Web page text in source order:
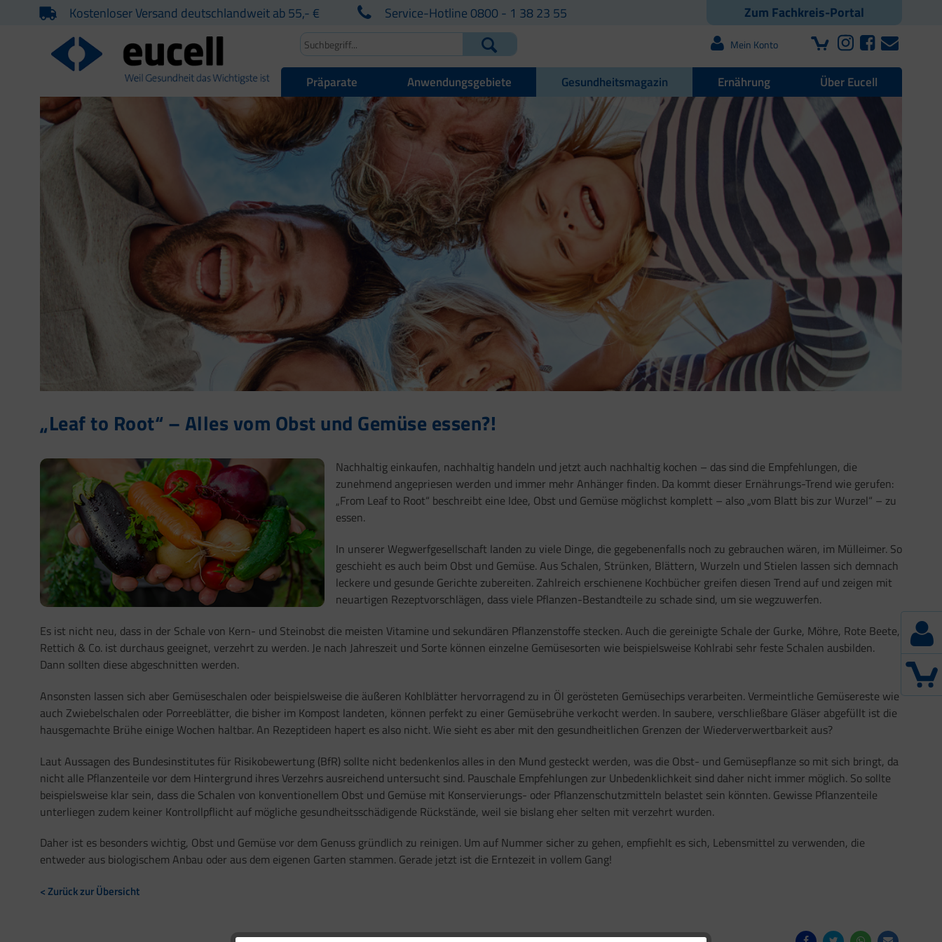
Zum Fachkreis-Portal
Kostenloser Versand deutschlandweit ab 55,- € Service-Hotline 0800 - 1 38 23 55
Mein Konto
Präparate Anwendungsgebiete Gesundheitsmagazin Ernährung Über Eucell
„Leaf to Root“ – Alles vom Obst und Gemüse essen?!
Nachhaltig einkaufen, nachhaltig handeln und jetzt auch nachhaltig kochen – das sind die Empfehlungen, die
zunehmend angepriesen werden und immer mehr Anhänger finden. Da kommt dieser Ernährungs-Trend wie gerufen:
„From Leaf to Root“ beschreibt eine Idee, Obst und Gemüse möglichst komplett – also „vom Blatt bis zur Wurzel“ – zu
essen.
In unserer Wegwerfgesellschaft landen zu viele Dinge, die gegebenenfalls noch zu gebrauchen wären, im Mülleimer. So
geschieht es auch beim Obst und Gemüse. Aus Schalen, Strünken, Blättern, Wurzeln und Stielen lassen sich demnach
leckere und gesunde Gerichte zubereiten. Zahlreich erschienene Kochbücher greifen diesen Trend auf und zeigen mit
neuartigen Rezeptvorschlägen, dass viele Pflanzen-Bestandteile zu schade sind, um sie wegzuwerfen.
Es ist nicht neu, dass in der Schale von Kern- und Steinobst die meisten Vitamine und sekundären Pflanzenstoffe stecken. Auch die gereinigte Schale der Gurke, Möhre, Rote Beete,
Rettich & Co. ist durchaus geeignet, verzehrt zu werden. Je nach Jahreszeit und Sorte können einzelne Gemüsesorten wie beispielsweise Kohlrabi sehr feste Schalen ausbilden.
Dann sollten diese abgeschnitten werden.
Ansonsten lassen sich aber Gemüseschalen oder beispielsweise die äußeren Kohlblätter hervorragend zu in Öl gerösteten Gemüsechips verarbeiten. Vermeintliche Gemüsereste wie
auch Zwiebelschalen oder Porreeblätter, die bisher im Kompost landeten, können perfekt zu einer Gemüsebrühe verkocht werden. In saubere, verschließbare Gläser abgefüllt ist die
hausgemachte Brühe einige Wochen haltbar. An Rezeptideen hapert es also nicht. Wie sieht es aber mit den gesundheitlichen Grenzen der Wiederverwertbarkeit aus?
Laut Aussagen des Bundesinstitutes für Risikobewertung (BfR) sollte nicht bedenkenlos alles in den Mund gesteckt werden, was die Obst- und Gemüsepflanze so mit sich bringt, da
nicht alle Pflanzenteile vor dem Hintergrund ihres Verzehrs ausreichend untersucht sind. Pauschale Empfehlungen zur Unbedenklichkeit sind daher nicht immer möglich. So sollte
beispielsweise klar sein, dass die Schalen von konventionellem Obst und Gemüse mit Konservierungs- oder Pflanzenschutzmitteln belastet sein könnten. Gewisse Pflanzenteile
unterliegen zudem keiner Kontrollpflicht auf mögliche gesundheitsschädigende Rückstände, weil sie bislang eher selten mit verzehrt wurden.
Daher ist es besonders wichtig, Obst und Gemüse vor dem Genuss gründlich zu reinigen. Um auf Nummer sicher zu gehen, empfiehlt es sich, Lebensmittel zu verwenden, die
entweder aus biologischem Anbau oder aus dem eigenen Garten stammen. Gerade jetzt ist die Erntezeit in vollem Gang!
< Zurück zur Übersicht